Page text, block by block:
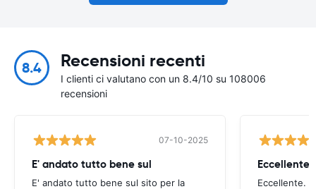
8.4 Recensioni recenti
I clienti ci valutano con un 8.4/10 su 108006
recensioni
07-10-2025
E' andato tutto bene sul
E' andato tutto bene sul sito per la
Eccellente.